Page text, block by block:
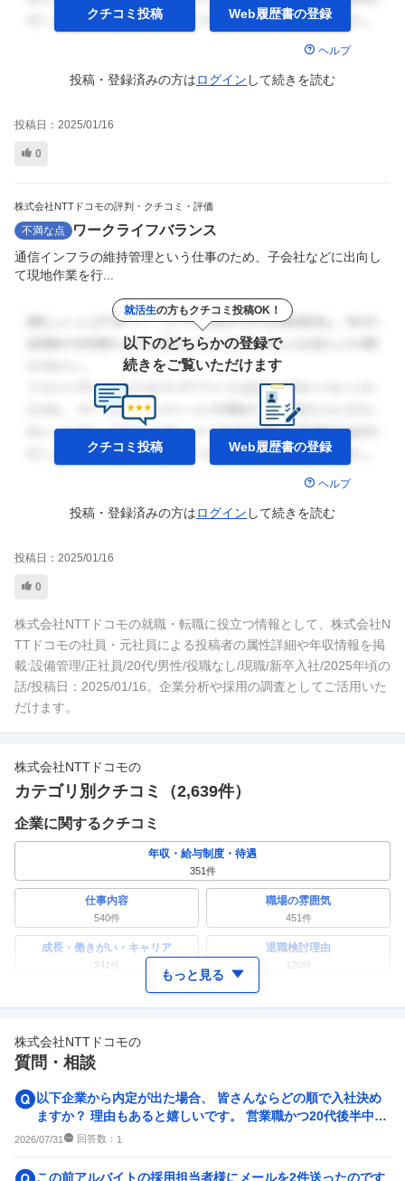
クチコミ投稿 Web履歴書の登録
ヘルプ
投稿・登録済みの方はログイン して続きを読む
投稿日： 2025/01/16
0
株式会社NTTドコモの評判・クチコミ・評価
不満な点 ワークライフバランス
通信インフラの維持管理という仕事のため、子会社などに出向し
て現地作業を行...
就活生の方もクチコミ投稿OK！
以下のどちらかの登録で
続きをご覧いただけます
クチコミ投稿 Web履歴書の登録
ヘルプ
投稿・登録済みの方はログイン して続きを読む
投稿日： 2025/01/16
0
株式会社NTTドコモの就職・転職に役立つ情報として、株式会社N
TTドコモの社員・元社員による投稿者の属性詳細や年収情報を掲
載:設備管理/正社員/20代/男性/役職なし/現職/新卒入社/2025年頃の
話/投稿日：2025/01/16。企業分析や採用の調査としてご活用いた
だけます。
株式会社NTTドコモの
カテゴリ別クチコミ（2,639件）
企業に関するクチコミ
年収・給与制度・待遇
351件
仕事内容
540件
職場の雰囲気
451件
成長・働きがい・キャリア
241 件
退職検討理由
120件
ワークライフバランス 女性の活躍・働きやすさ
副業
人事・評価制度
119件
入社理由・入社後ギャップ
95件
企業の選考に関するクチコミ
もっと見る
株式会社NTTドコモの
質問・相談
以下企業から内定が出た場合、 皆さんならどの順で入社決め
ますか？ 理由もあると嬉しいです。 営業職かつ20代後半中途
入社です。 いず...
2026/07/31 回答数： 1
この前アルバイトの採用担当者様にメールを2件送ったのです